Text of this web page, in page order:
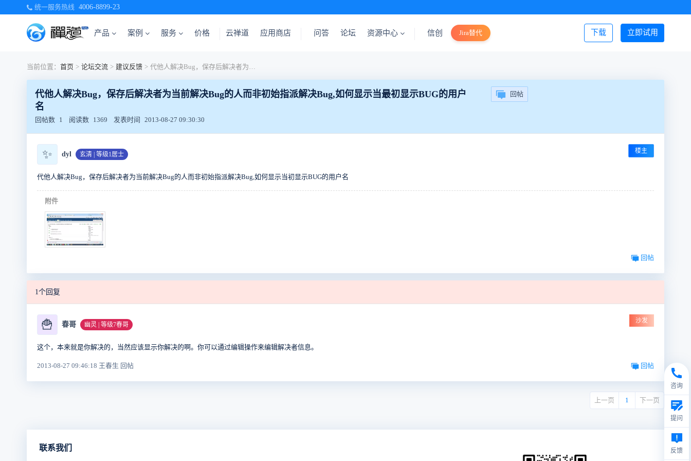
统一服务热线 4006-8899-23
产品 案例 服务 价格 立即试用
下载
云禅道 应用商店 问答 论坛 资源中心 信创 Jira替代 登录/注册
当前位置： 首页 > 论坛交流 > 建议反馈 > 代他人解决Bug，保存后解决者为当前解决Bug的人而非初始指派解决Bug,如何显示当最初显示BUG的用户名
代他人解决Bug，保存后解决者为当前解决Bug的人而非初始指派解决Bug,如何显示当最初显示BUG的用户
名
回帖
回帖数 1 阅读数 1369 发表时间 2013-08-27 09:30:30
✨ dyl 玄清 | 等级1居士 楼主
代他人解决Bug，保存后解决者为当前解决Bug的人而非初始指派解决Bug,如何显示当初显示BUG的用户名
附件
回帖
1个回复
🍟 春哥 幽灵 | 等级7春哥
沙发
这个，本来就是你解决的，当然应该显示你解决的啊。你可以通过编辑操作来编辑解决者信息。
2013-08-27 09:46:18 王春生 回帖 回帖
上一页 1 下一页
联系我们
咨询
提问
反馈